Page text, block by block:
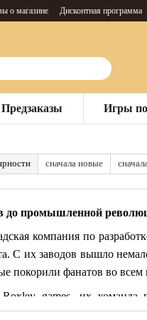
о магазине Дисконтная программа
Предзаказы Игры
сначала новые
до промышленной
компания по
С их заводов вышло
покорили фанатов во всем
games, их команда
и художественные